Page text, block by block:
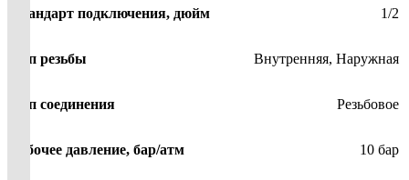
Стандарт подключения, дюйм 1/2
Тип резьбы Внутренняя, Наружная
Тип соединения Резьбовое
Рабочее давление, бар/атм 10 бар